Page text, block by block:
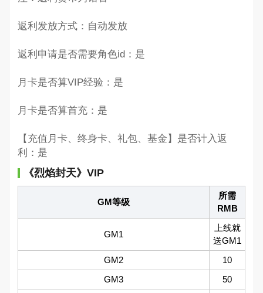
返利发放方式：自动发放
返利申请是否需要角色id：是
月卡是否算VIP经验：是
月卡是否算首充：是
【充值月卡、终身卡、礼包、基金】是否计入返
利：是
《烈焰封天》VIP
GM等级
所需
RMB
GM1
上线就
送GM1
GM2
10
GM3
50